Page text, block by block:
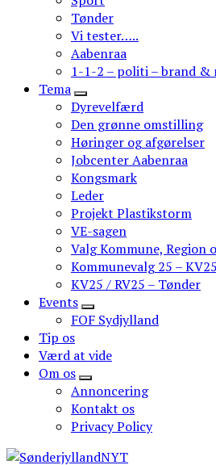
Tønder
Vi tester…..
Aabenraa
1-1-2 – politi – brand &
Tema
Dyrevelfærd
Den grønne omstilling
Høringer og afgørelser
Jobcenter Aabenraa
Kongsmark
Leder
Projekt Plastikstorm
VE-sagen
Valg Kommune, Region
Kommunevalg 25 – KV25
KV25 / RV25 – Tønder
Events
FOF Sydjylland
Tip os
Værd at vide
Om os
Annoncering
Kontakt os
Privacy Policy